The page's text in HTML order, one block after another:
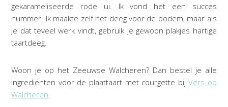
gekarameliseerde rode ui. Ik vond het een succes
nummer. Ik maakte zelf het deeg voor de bodem, maar als
je dat teveel werk vindt, gebruik je gewoon plakjes hartige
taartdeeg.
Woon je op het Zeeuwse Walcheren? Dan bestel je alle
ingrediënten voor de plaattaart met courgette bijVers op
Walcheren.